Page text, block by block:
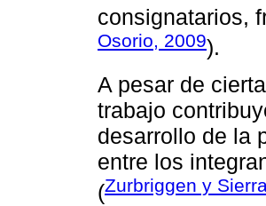
consignatarios,
Osorio, 2009).
A pesar de
trabajo
desarrollo de la
entre los
(Zurbriggen y